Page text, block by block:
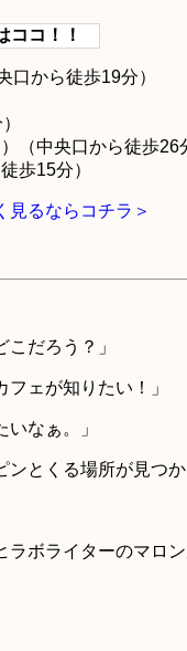
ココ！！
から徒歩19分）
（中央口から徒歩26
歩15分）
見るならコチラ＞
だろう？」
ェが知りたい！」
なぁ。」
とくる場所が見つか
ボライターのマロ